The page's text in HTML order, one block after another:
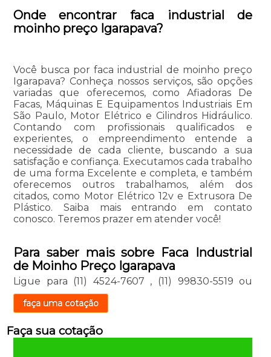
Onde encontrar faca industrial de
moinho preço Igarapava?
Você busca por faca industrial de moinho preço
Igarapava? Conheça nossos serviços, são opções
variadas que oferecemos, como Afiadoras De
Facas, Máquinas E Equipamentos Industriais Em
São Paulo, Motor Elétrico e Cilindros Hidráulico.
Contando com profissionais qualificados e
experientes, o empreendimento entende a
necessidade de cada cliente, buscando a sua
satisfação e confiança. Executamos cada trabalho
de uma forma Excelente e completa, e também
oferecemos outros trabalhamos, além dos
citados, como Motor Elétrico 12v e Extrusora De
Plástico. Saiba mais entrando em contato
conosco. Teremos prazer em atender você!
Para saber mais sobre Faca Industrial
de Moinho Preço Igarapava
Ligue para (11) 4524-7607 , (11) 99830-5519 ou
faça uma cotação
Faça sua cotação